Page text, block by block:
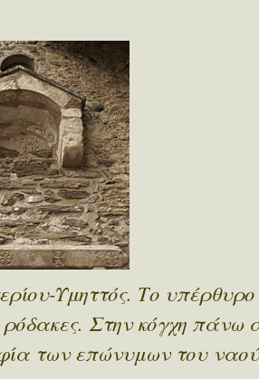
Υμηττός. Το
ρόδακες. Στην κόγχη
των επώνυμων του